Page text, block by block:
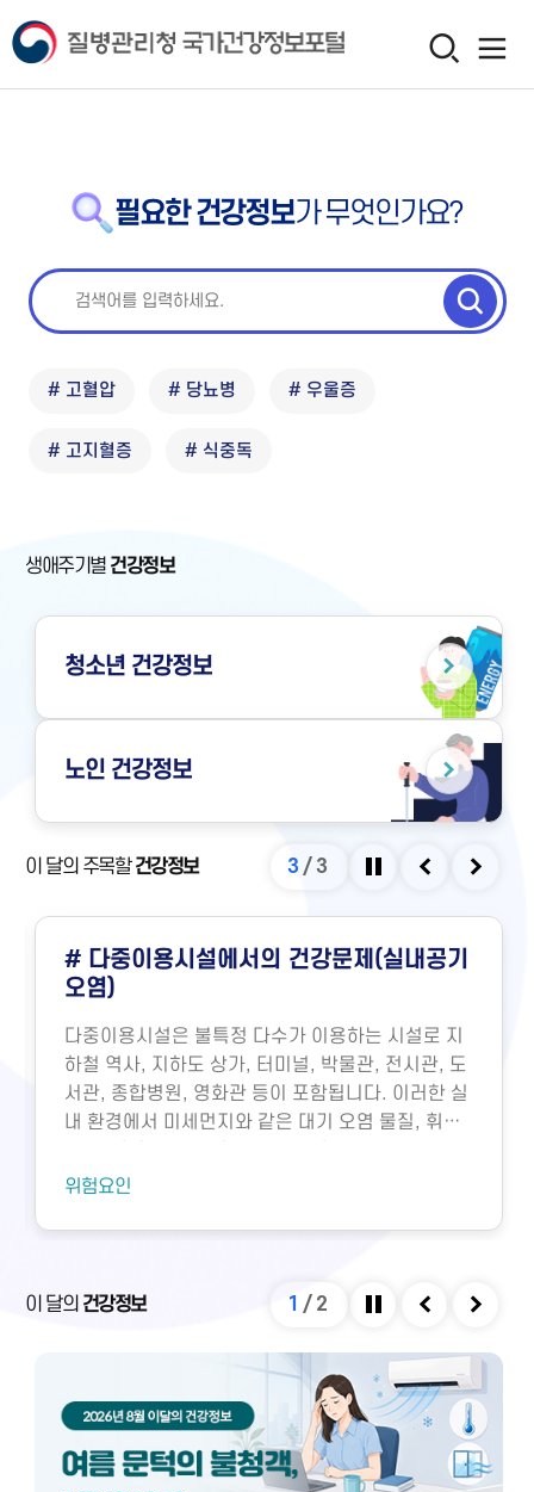
필요한 건강정보가 무엇인가요?
# 고혈압 # 당뇨병 # 우울증
# 고지혈증 # 식중독
생애주기별 건강정보
청소년 건강정보
노인 건강정보
이 달의 주목할건강정보 3 /3
# 다중이용시설에서의 건강문제(실내공기
오염)
다중이용시설은 불특정 다수가 이용하는 시설로 지
하철 역사, 지하도 상가, 터미널, 박물관, 전시관, 도
서관, 종합병원, 영화관 등이 포함됩니다. 이러한 실
내 환경에서 미세먼지와 같은 대기 오염 물질, 휘발
오염물질에 노출되면 호흡기 질환 등 다양한 건강 문
가 부족하면 두통, 구토, 근육통, 불쾌감과 같은 빌딩
실내외 온도 차와 건조한 환경으로 인해 냉방병도 나
와 충분한 휴식을 통해 대부분 예방 및 관리할 수 있
위험요인
이 달의 건강정보 1 / 2